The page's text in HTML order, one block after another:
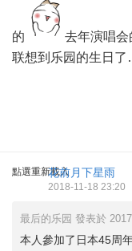
的
去年演唱
联想到乐园的生日
點選重新載入花前月下星雨
2018-11-18 23:20
最后的乐园 發表於
本人參加了日本45周